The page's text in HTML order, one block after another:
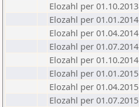
Elozahl per 01.10.2013
Elozahl per 01.01.2014
Elozahl per 01.04.2014
Elozahl per 01.07.2014
Elozahl per 01.10.2014
Elozahl per 01.01.2015
Elozahl per 01.04.2015
Elozahl per 01.07.2015